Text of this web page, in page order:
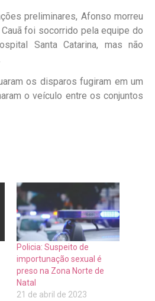
preliminares, Afonso morreu
foi socorrido pela equipe do
Santa Catarina, mas não
os disparos fugiram em um
o veículo entre os conjuntos
Policia: Suspeito de
importunação sexual é
preso na Zona Norte de
Natal
21 de abril de 2023